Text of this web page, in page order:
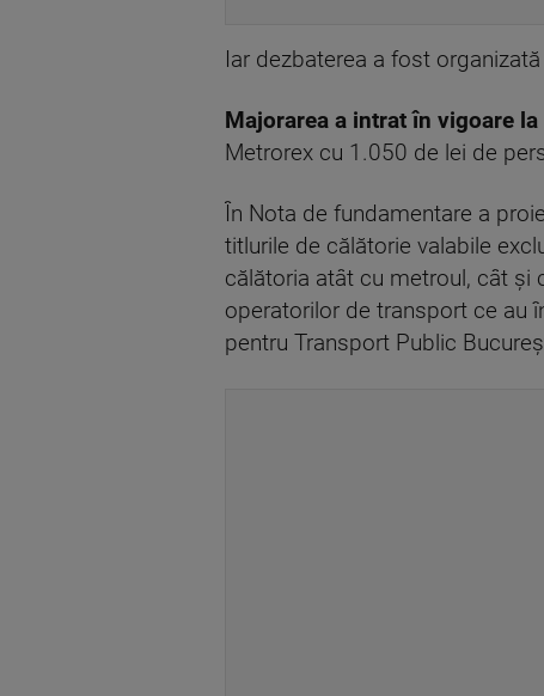
Iar dezbaterea a fost
Majorarea a intrat în vigoare
Metrorex cu 1.050 de lei de
În Nota de fundamentare a
titlurile de călătorie valabile
călătoria atât cu metroul, cât și
operatorilor de transport ce au
pentru Transport Public